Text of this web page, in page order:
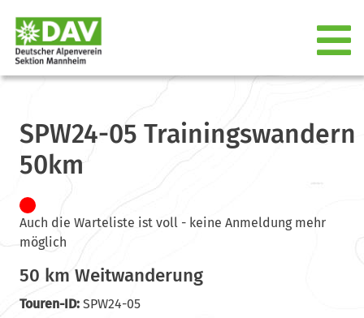
SPW24-05 Trainingswandern
50km
Auch die Warteliste ist voll - keine Anmeldung mehr
möglich
50 km Weitwanderung
Touren-ID:SPW24-05